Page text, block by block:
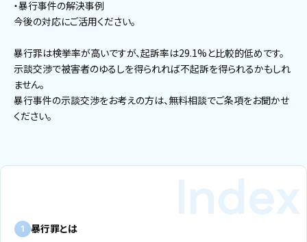
・暴行事件の解決事例
今後の対応にご活用ください。
暴行罪は検挙率が高いですが、起訴率は29.1%と比較的低めです。
示談交渉で被害者のゆるしを得られれば不起訴を得られるかもしれ
ません。
暴行事件の示談交渉をお考えの方は、無料相談でご条項をお聞かせ
ください。
1 暴行罪とは